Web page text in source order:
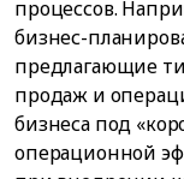
процессов.
бизнес-
предлагающие
продаж и
бизнеса под
операционной